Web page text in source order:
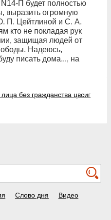
П будет полностью
выразить огромную
П. Цейтлиной и С. А.
кто не покладая рук
защищая людей от
Надеюсь,
писать дома..., на
без гражданства цвсиг
Слово дня Видео